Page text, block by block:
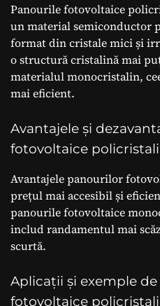
Panourile fotovoltaice
un material semiconductor
format din cristale mici și
o structură cristalină mai
materialul monocristalin,
mai eficient.
Avantajele și
fotovoltaice
Avantajele panourilor
prețul mai accesibil și
panourile fotovoltaice
includ randamentul mai
scurtă.
Aplicații și exemple
fotovoltaice